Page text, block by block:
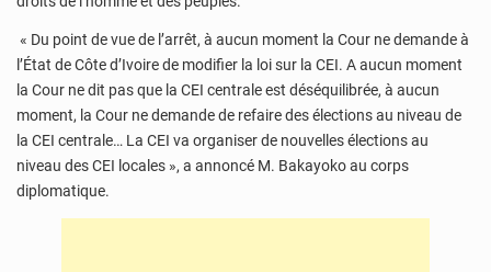
« Du point de vue de l’arrêt, à aucun moment la Cour ne demande à
l’État de Côte d’Ivoire de modifier la loi sur la CEI. A aucun moment
la Cour ne dit pas que la CEI centrale est déséquilibrée, à aucun
moment, la Cour ne demande de refaire des élections au niveau de
la CEI centrale… La CEI va organiser de nouvelles élections au
niveau des CEI locales », a annoncé M. Bakayoko au corps
diplomatique.